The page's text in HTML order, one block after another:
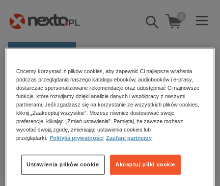
Pokaż/schowaj
wyszukiwarkę
0
Kategorie
Zobacz wszystkie E-prasa
budownictwo, aranżacja wnętrz
biznesowe, branżowe, gospodarka
dzienniki
edukacja
Strona główna Medical Education
Medical Education
Sortowanie Filtrowanie
Chcemy korzystać z plików cookies, aby zapewnić Ci najlepsze wrażenia
podczas przeglądania naszego katalogu ebooków, audiobooków i e-prasy,
dostarczać spersonalizowane rekomendacje oraz udostępniać Ci najnowsze
funkcje, które rozwijamy dzięki analizie danych i współpracy z naszymi
partnerami. Jeśli zgadzasz się na korzystanie ze wszystkich plików cookies,
kliknij „Zaakceptuj wszystkie”. Możesz również dostosować swoje
preferencje, klikając „Zmień ustawienia”. Pamiętaj, że zawsze możesz
wycofać swoją zgodę, zmieniając ustawienia cookies lub
przeglądarki.
Polityka prywatności Zaufani partnerzy
Akceptuj pliki cookie
Ustawienia plików cookie